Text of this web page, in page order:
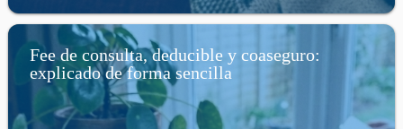
Fee de consulta, deducible y coaseguro:
explicado de forma sencilla